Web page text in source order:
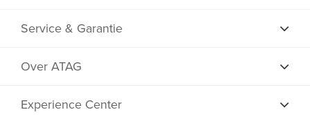
Service & Garantie
Over ATAG
Experience Center